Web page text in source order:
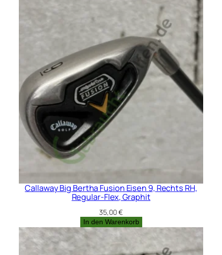
Callaway Big Bertha Fusion Eisen 9, Rechts RH,
Regular-Flex, Graphit
35,00€
In den Warenkorb